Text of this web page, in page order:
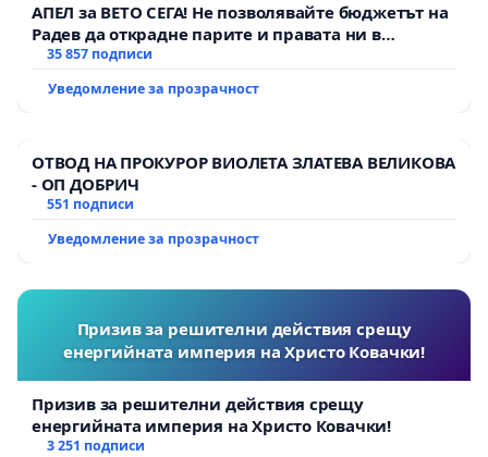
АПЕЛ за ВЕТО СЕГА! Не позволявайте бюджетът на
Радев да открадне парите и правата ни в
тъмното
35 857 подписи
Уведомление за прозрачност
ОТВОД НА ПРОКУРОР ВИОЛЕТА ЗЛАТЕВА ВЕЛИКОВА
- ОП ДОБРИЧ
551 подписи
Уведомление за прозрачност
Призив за решителни действия срещу
енергийната империя на Христо Ковачки!
Призив за решителни действия срещу
енергийната империя на Христо Ковачки!
3 251 подписи